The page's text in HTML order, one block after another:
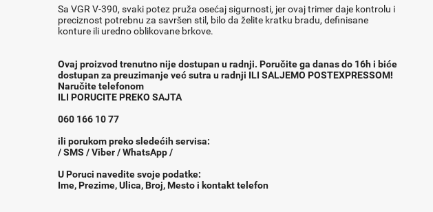
Sa VGR V-390, svaki potez pruža osećaj sigurnosti, jer ovaj trimer daje kontrolu i
preciznost potrebnu za savršen stil, bilo da želite kratku bradu, definisane
konture ili uredno oblikovane brkove.
Ovaj proizvod trenutno nije dostupan u radnji. Poručite ga danas do 16h i biće
dostupan za preuzimanje već sutra u radnji ILI SALJEMO POSTEXPRESSOM!
Naručite telefonom
ILI PORUCITE PREKO SAJTA
060 166 10 77
ili porukom preko sledećih servisa:
/ SMS / Viber / WhatsApp /
U Poruci navedite svoje podatke:
Ime, Prezime, Ulica, Broj, Mesto i kontakt telefon